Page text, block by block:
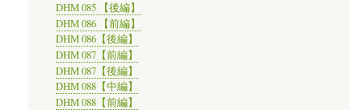
DHM 085 【後編】
DHM 086 【前編】
DHM 086【後編】
DHM 087【前編】
DHM 087【後編】
DHM 088【中編】
DHM 088【前編】